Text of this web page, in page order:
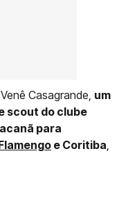
Casagrande, um
scout do clube
para
e Coritiba